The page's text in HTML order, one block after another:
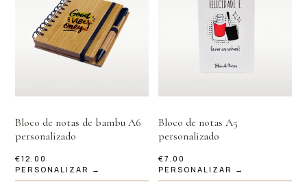
Bloco de notas de bambu A6
personalizado
€12.00
PERSONALIZAR →
Bloco de notas A5
personalizado
€7.00
PERSONALIZAR →